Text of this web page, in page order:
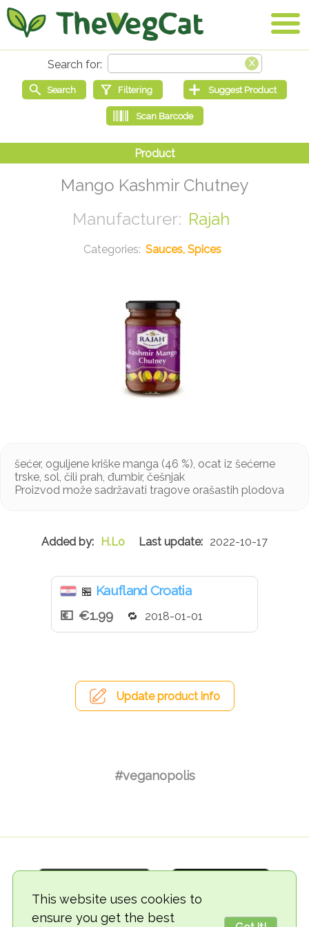
This website uses cookies to
ensure you get the best
Mango Kashmir Chutney
Rajah
Sauces, Spices
šećer, oguljene kriške manga (46 %), ocat iz šećerne
trske, sol, čili prah, đumbir, češnjak
Proizvod može sadržavati tragove orašastih plodova
H.Lo 2022-10-17
🏪 Kaufland Croatia
€1.99
2018-01-01
Update product info
#veganopolis